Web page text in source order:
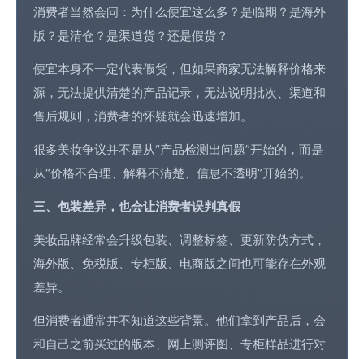
消费者当然会问：为什么便宜这么多？是临期？是海外
版？是清仓？是渠道货？还是假货？
便宜本身不一定代表假货，但如果商家无法解释价格来
源，无法提供清楚的产品记录，无法说明批次、渠道和
售后规则，消费者的怀疑就会迅速增加。
很多美妆争议并不是从“产品检测出问题”开始的，而是
从“价格不合理、解释不清楚、信息不透明”开始的。
三、包装差异，也会让消费者误判真假
美妆品牌经常会升级包装、调整标签、更新防伪方式，
海外版、免税版、专柜版、电商版之间也可能存在外观
差异。
但消费者通常并不知道这些背景。他们拿到产品后，会
和自己之前买过的版本、网上测评图、专柜样品进行对